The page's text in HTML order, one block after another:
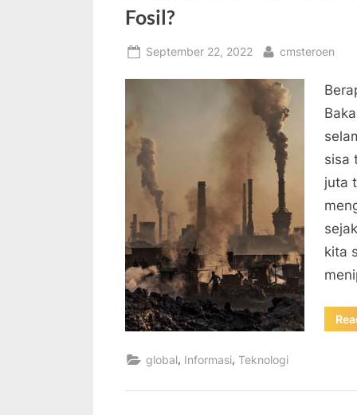
Fosil?
Posted
September 22, 2022 By
cmsteroen
sisa
juta
kita
global, Informasi, Teknologi